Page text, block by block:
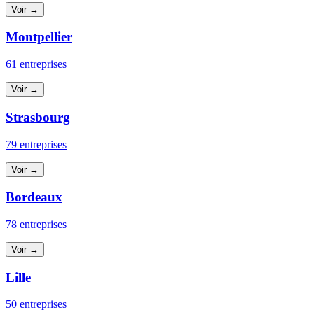
Voir →
Montpellier
61 entreprises
Voir →
Strasbourg
79 entreprises
Voir →
Bordeaux
78 entreprises
Voir →
Lille
50 entreprises